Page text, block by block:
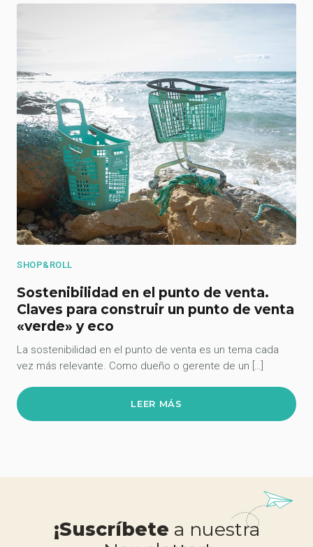
SHOP&ROLL
Sostenibilidad en el punto de venta.
Claves para construir un punto de venta
«verde» y eco
La sostenibilidad en el punto de venta es un tema cada
vez más relevante. Como dueño o gerente de un […]
LEER MÁS
¡Suscríbete a nuestra